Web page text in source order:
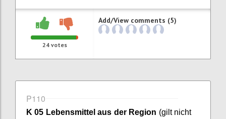
24votes
Add/View comments (5)
P110
K 05 Lebensmittel aus der Region (gilt nicht